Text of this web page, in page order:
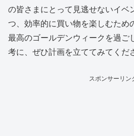
の皆さまにとって見逃せないイベ
つ、効率的に買い物を楽しむため
最高のゴールデンウィークを過ご
考に、ぜひ計画を立ててみてくだ
スポンサーリン